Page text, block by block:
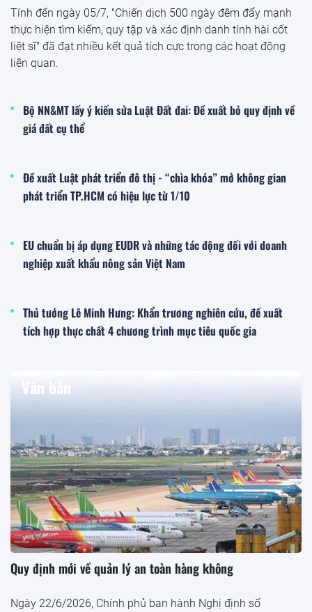
Tính đến ngày 05/7, "Chiến dịch 500 ngày đêm đẩy mạnh
thực hiện tìm kiếm, quy tập và xác định danh tính hài cốt
liệt sĩ" đã đạt nhiều kết quả tích cực trong các hoạt động
liên quan.
Bộ NN&MT lấy ý kiến sửa Luật Đất đai: Đề xuất bỏ quy định về
giá đất cụ thể
Đề xuất Luật phát triển đô thị - “chìa khóa” mở không gian
phát triển TP.HCM có hiệu lực từ 1/10
EU chuẩn bị áp dụng EUDR và những tác động đối với doanh
nghiệp xuất khẩu nông sản Việt Nam
Thủ tướng Lê Minh Hưng: Khẩn trương nghiên cứu, đề xuất
tích hợp thực chất 4 chương trình mục tiêu quốc gia
Văn bản
Quy định mới về quản lý an toàn hàng không
Ngày 22/6/2026, Chính phủ ban hành Nghị định số